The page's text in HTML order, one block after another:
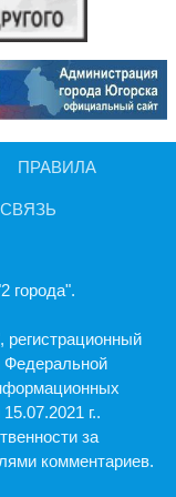
ПРАВИЛА
города".
регистрационный
г..
за
комментариев.